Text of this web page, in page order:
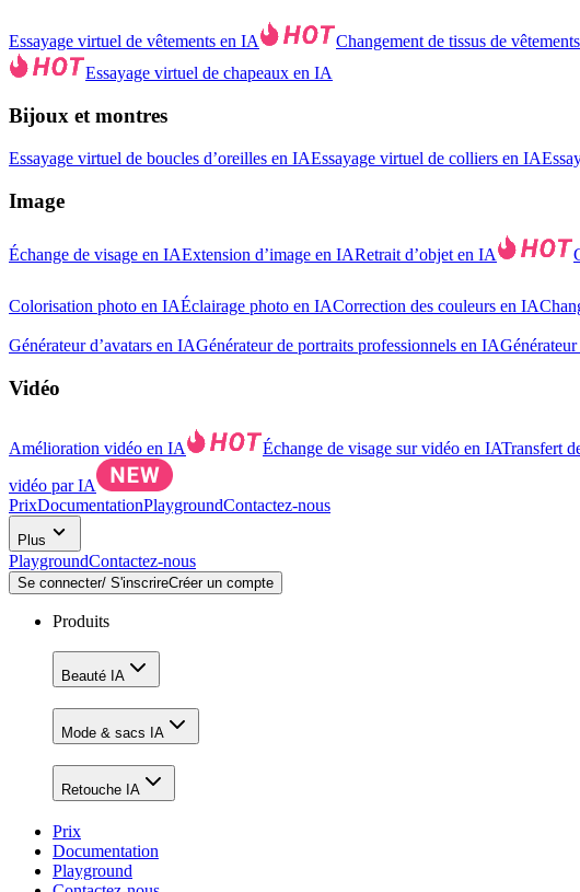
Essayage virtuel de vêtements en IA Changement de tissus de
Essayage virtuel de chapeaux en IA
Bijoux et montres
Essayage virtuel de boucles d’oreilles en IAEssayage virtuel de colliers en IA
Image
Échange de visage en IAExtension d’image en IARetrait d’objet en IA
Colorisation photo en IAÉclairage photo en IACorrection des couleurs en IA
Générateur d’avatars en IAGénérateur de portraits professionnels en IA
Vidéo
Amélioration vidéo en IA Échange de visage sur vidéo en IATransfert
vidéo par IA
PrixDocumentationPlaygroundContactez-nous
Plus
PlaygroundContactez-nous
Se connecter/ S'inscrireCréer un compte
Produits
Beauté IA
Mode & sacs IA
Retouche IA
Prix
Documentation
Playground